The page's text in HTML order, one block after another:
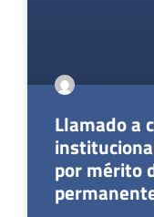
Llamado a
por mérito